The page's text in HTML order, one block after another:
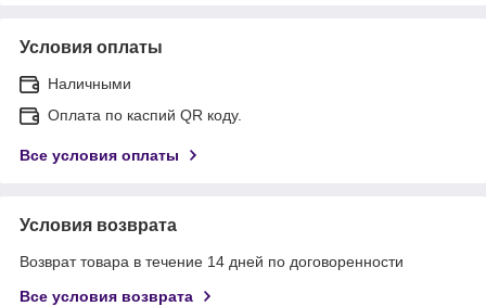
Условия оплаты
Наличными
Оплата по каспий QR коду.
Все условия оплаты
Условия возврата
Возврат товара в течение 14 дней по договоренности
Все условия возврата